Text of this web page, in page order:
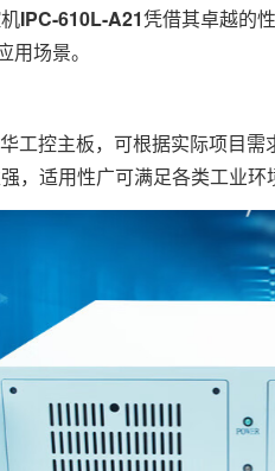
IPC-610L-A21凭借其卓越的
场景。
控主板，可根据实际项目需
，适用性广可满足各类工业环